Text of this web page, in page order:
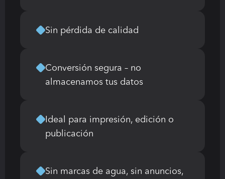
Sin pérdida de calidad
Conversión segura – no
almacenamos tus datos
Ideal para impresión, edición o
publicación
Sin marcas de agua, sin anuncios,